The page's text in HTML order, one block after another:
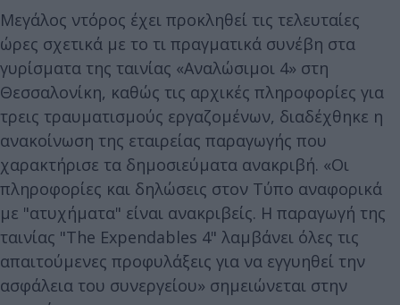
Μεγάλος ντόρος έχει προκληθεί τις τελευταίες
ώρες σχετικά με το τι πραγματικά συνέβη στα
γυρίσματα της ταινίας «Αναλώσιμοι 4» στη
Θεσσαλονίκη, καθώς τις αρχικές πληροφορίες για
τρεις τραυματισμούς εργαζομένων, διαδέχθηκε η
ανακοίνωση της εταιρείας παραγωγής που
χαρακτήρισε τα δημοσιεύματα ανακριβή. «Οι
πληροφορίες και δηλώσεις στον Τύπο αναφορικά
με "ατυχήματα" είναι ανακριβείς. Η παραγωγή της
ταινίας "The Expendables 4" λαμβάνει όλες τις
απαιτούμενες προφυλάξεις για να εγγυηθεί την
ασφάλεια του συνεργείου» σημειώνεται στην